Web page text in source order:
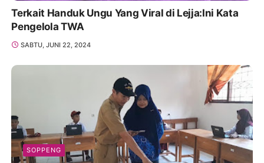
Terkait Handuk Ungu Yang Viral di Lejja:Ini Kata
Pengelola TWA
SABTU, JUNI 22, 2024
SOPPENG